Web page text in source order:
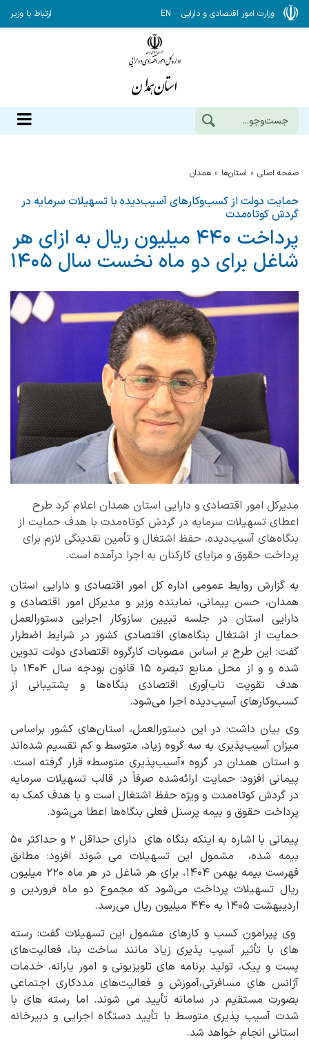
وزارت امور اقتصادی و دارایی EN ارتباط با وزیر
صفحه اصلی استان‌ها همدان
حمایت دولت از کسب‌وکارهای آسیب‌دیده با تسهیلات سرمایه در
گردش کوتاه‌مدت
پرداخت ۴۴۰ میلیون ریال به ازای هر
شاغل برای دو ماه نخست سال ۱۴۰۵
مدیرکل امور اقتصادی و دارایی استان همدان اعلام کرد طرح
اعطای تسهیلات سرمایه در گردش کوتاه‌مدت با هدف حمایت از
بنگاه‌های آسیب‌دیده، حفظ اشتغال و تأمین نقدینگی لازم برای
پرداخت حقوق و مزایای کارکنان به اجرا درآمده است.
به گزارش روابط عمومی اداره کل امور اقتصادی و دارایی استان
همدان، حسن پیمانی، نماینده وزیر و مدیرکل امور اقتصادی و
دارایی استان در جلسه تبیین سازوکار اجرایی دستورالعمل
حمایت از اشتغال بنگاه‌های اقتصادی کشور در شرایط اضطرار
گفت: این طرح بر اساس مصوبات کارگروه اقتصادی دولت تدوین
شده و و از محل منابع تبصره ۱۵ قانون بودجه سال ۱۴۰۴ با
هدف تقویت تاب‌آوری اقتصادی بنگاه‌ها و پشتیبانی از
کسب‌وکارهای آسیب‌دیده اجرا می‌شود.
وی بیان داشت: در این دستورالعمل، استان‌های کشور براساس
میزان آسیب‌پذیری به سه گروه زیاد، متوسط و کم تقسیم شده‌اند
و استان همدان در گروه «آسیب‌پذیری متوسط» قرار گرفته است.
پیمانی افزود: حمایت ارائه‌شده صرفاً در قالب تسهیلات سرمایه
در گردش کوتاه‌مدت و ویژه حفظ اشتغال است و با هدف کمک به
پرداخت حقوق و بیمه پرسنل فعلی بنگاه‌ها اعطا می‌شود.
پیمانی با اشاره به اینکه بنگاه های دارای حداقل ۲ و حداکثر ۵۰
بیمه شده، مشمول این تسهیلات می شوند افزود: مطابق
فهرست بیمه بهمن ۱۴۰۴، برای هر شاغل در هر ماه ۲۲۰ میلیون
ریال تسهیلات پرداخت می‌شود که مجموع دو ماه فروردین و
اردیبهشت ۱۴۰۵ به ۴۴۰ میلیون ریال می‌رسد.
وی پیرامون کسب و کارهای مشمول این تسهیلات گفت: رسته
های با تأثیر آسیب پذیری زیاد مانند ساخت بنا، فعالیت‌های
پست و پیک، تولید برنامه های تلویزیونی و امور یارانه، خدمات
آژانس های مسافرتی،آموزش و فعالیت‌های مددکاری اجتماعی
بصورت مستقیم در سامانه تأیید می شوند. اما رسته های با
شدت آسیب پذیری متوسط با تأیید دستگاه اجرایی و دبیرخانه
استانی انجام خواهد شد.